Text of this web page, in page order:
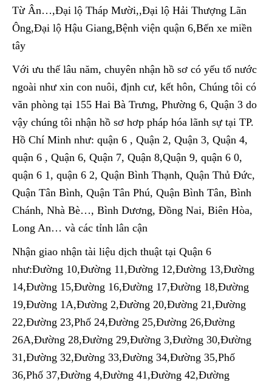
Từ Ân…,Đại lộ Tháp Mười,,Đại lộ Hải Thượng Lãn
Ông,Đại lộ Hậu Giang,Bệnh viện quận 6,Bến xe miền
tây
Với ưu thế lâu năm, chuyên nhận hồ sơ có yếu tố nước
ngoài như xin con nuôi, định cư, kết hôn, Chúng tôi có
văn phòng tại 155 Hai Bà Trưng, Phường 6, Quận 3 do
vậy chúng tôi nhận hồ sơ hơp pháp hóa lãnh sự tại TP.
Hồ Chí Minh như: quận 6 , Quận 2, Quận 3, Quận 4,
quận 6 , Quận 6, Quận 7, Quận 8,Quận 9, quận 6 0,
quận 6 1, quận 6 2, Quận Bình Thạnh, Quận Thủ Đức,
Quận Tân Bình, Quận Tân Phú, Quận Bình Tân, Bình
Chánh, Nhà Bè…, Bình Dương, Đồng Nai, Biên Hòa,
Long An… và các tỉnh lân cận
Nhận giao nhận tài liệu dịch thuật tại Quận 6
như:Đường 10,Đường 11,Đường 12,Đường 13,Đường
14,Đường 15,Đường 16,Đường 17,Đường 18,Đường
19,Đường 1A,Đường 2,Đường 20,Đường 21,Đường
22,Đường 23,Phố 24,Đường 25,Đường 26,Đường
26A,Đường 28,Đường 29,Đường 3,Đường 30,Đường
31,Đường 32,Đường 33,Đường 34,Đường 35,Phố
36,Phố 37,Đường 4,Đường 41,Đường 42,Đường